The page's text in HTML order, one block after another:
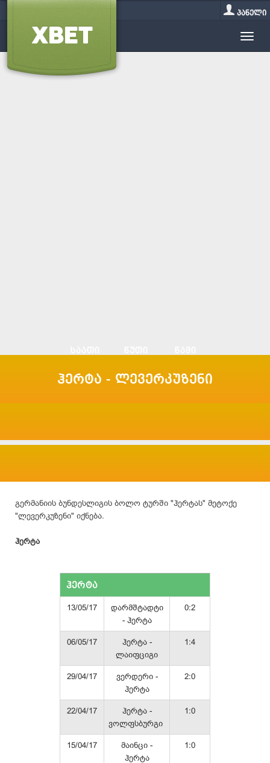
პანელი
ჰერტა - ლევერკუზენი
გერმანიის ბუნდესლიგის ბოლო ტურში "ჰერტას" მეტოქე
"ლევერკუზენი" იქნება.
ჰერტა
ჰერტა
13/05/17
დარმშტადტი
- ჰერტა
0:2
06/05/17
ჰერტა -
ლაიფციგი
1:4
29/04/17
ვერდერი -
ჰერტა
2:0
22/04/17
ჰერტა -
ვოლფსბურგი
1:0
15/04/17
მაინცი -
ჰერტა
1:0